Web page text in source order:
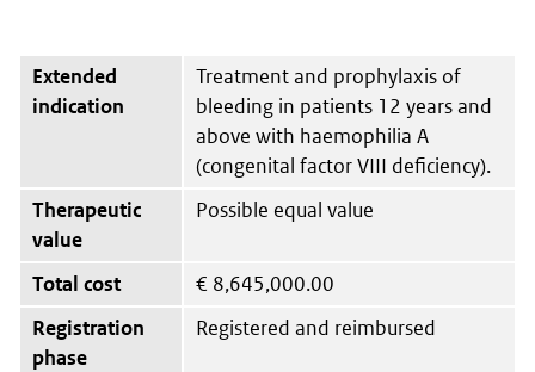
Extended
indication
Treatment and prophylaxis of
bleeding in patients 12 years and
above with haemophilia A
(congenital factor VIII deficiency).
Therapeutic
value
Possible equal value
Total cost € 8,645,000.00
Registration
phase
Registered and reimbursed